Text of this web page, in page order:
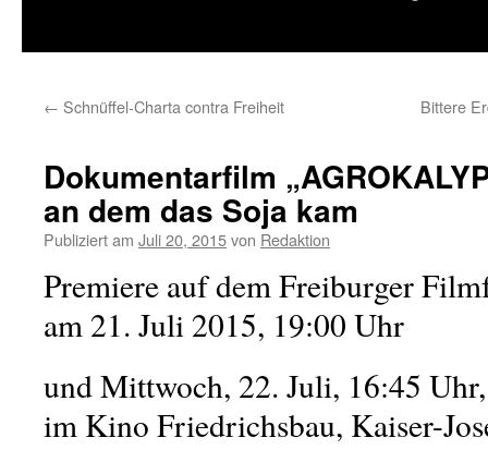
← Schnüffel-Charta contra Freiheit Bittere
Dokumentarfilm
an dem das Soja kam
Publiziert am Juli 20, 2015von Redaktion
Premiere auf dem Freiburger
am 21. Juli 2015, 19:00 Uhr
und Mittwoch, 22. Juli, 16:45 Uhr,
im Kino Friedrichsbau, Kaiser-